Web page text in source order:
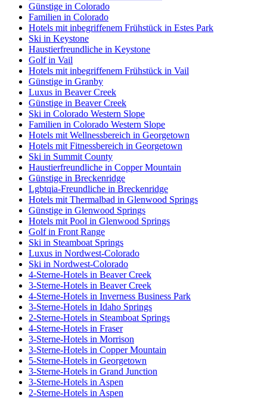
Günstige in Colorado
Familien in Colorado
Hotels mit inbegriffenem Frühstück in Estes Park
Ski in Keystone
Haustierfreundliche in Keystone
Golf in Vail
Hotels mit inbegriffenem Frühstück in Vail
Günstige in Granby
Luxus in Beaver Creek
Günstige in Beaver Creek
Ski in Colorado Western Slope
Familien in Colorado Western Slope
Hotels mit Wellnessbereich in Georgetown
Hotels mit Fitnessbereich in Georgetown
Ski in Summit County
Haustierfreundliche in Copper Mountain
Günstige in Breckenridge
Lgbtqia-Freundliche in Breckenridge
Hotels mit Thermalbad in Glenwood Springs
Günstige in Glenwood Springs
Hotels mit Pool in Glenwood Springs
Golf in Front Range
Ski in Steamboat Springs
Luxus in Nordwest-Colorado
Ski in Nordwest-Colorado
4-Sterne-Hotels in Beaver Creek
3-Sterne-Hotels in Beaver Creek
4-Sterne-Hotels in Inverness Business Park
3-Sterne-Hotels in Idaho Springs
2-Sterne-Hotels in Steamboat Springs
4-Sterne-Hotels in Fraser
3-Sterne-Hotels in Morrison
3-Sterne-Hotels in Copper Mountain
5-Sterne-Hotels in Georgetown
3-Sterne-Hotels in Grand Junction
3-Sterne-Hotels in Aspen
2-Sterne-Hotels in Aspen